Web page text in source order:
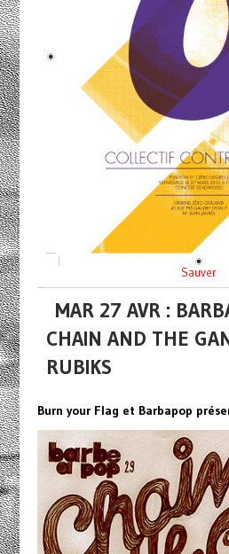
Sauver
MAR 27 AVR :
CHAIN AND THE
RUBIKS
Burn your Flag et Barbapop